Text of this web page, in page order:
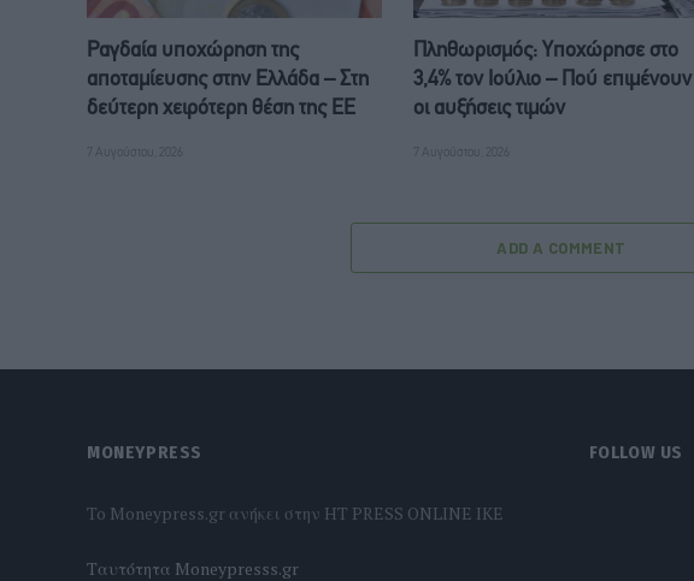
Ραγδαία υποχώρηση της
αποταμίευσης στην Ελλάδα – Στη
δεύτερη χειρότερη θέση της ΕΕ
7 Αυγούστου, 2026
Πληθωρισμός: Υποχώρησε στο
3,4% τον Ιούλιο – Πού επιμένουν
οι αυξήσεις τιμών
7 Αυγούστου, 2026
ADD A COMMENT
MONEYPRESS
To Moneypress.gr ανήκει στην HT PRESS ONLINE IKE
Tαυτότητα Moneypresss.gr
FOLLOW US